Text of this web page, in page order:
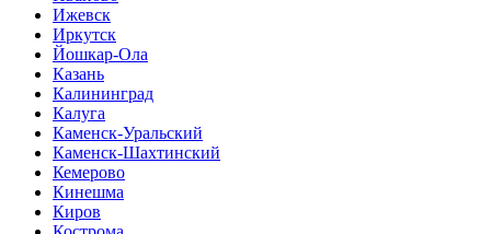
Ижевск
Иркутск
Йошкар-Ола
Казань
Калининград
Калуга
Каменск-Уральский
Каменск-Шахтинский
Кемерово
Кинешма
Киров